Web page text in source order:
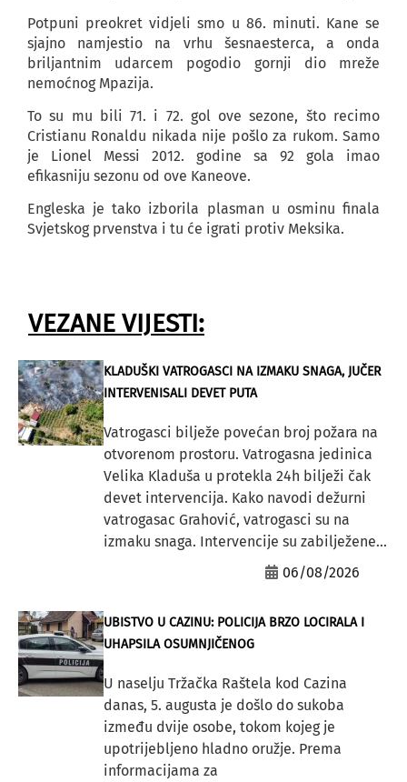
Potpuni preokret vidjeli smo u 86. minuti. Kane se
sjajno namjestio na vrhu šesnaesterca, a onda
briljantnim udarcem pogodio gornji dio mreže
nemoćnog Mpazija.
To su mu bili 71. i 72. gol ove sezone, što recimo
Cristianu Ronaldu nikada nije pošlo za rukom. Samo
je Lionel Messi 2012. godine sa 92 gola imao
efikasniju sezonu od ove Kaneove.
Engleska je tako izborila plasman u osminu finala
Svjetskog prvenstva i tu će igrati protiv Meksika.
VEZANE VIJESTI:
KLADUŠKI VATROGASCI NA IZMAKU SNAGA, JUČER
INTERVENISALI DEVET PUTA
Vatrogasci bilježe povećan broj požara na
otvorenom prostoru. Vatrogasna jedinica
Velika Kladuša u protekla 24h bilježi čak
devet intervencija. Kako navodi dežurni
vatrogasac Grahović, vatrogasci su na
izmaku snaga. Intervencije su zabilježene...
06/08/2026
UBISTVO U CAZINU: POLICIJA BRZO LOCIRALA I
UHAPSILA OSUMNJIČENOG
U naselju Tržačka Raštela kod Cazina
danas, 5. augusta je došlo do sukoba
između dvije osobe, tokom kojeg je
upotrijebljeno hladno oružje. Prema
informacijama za